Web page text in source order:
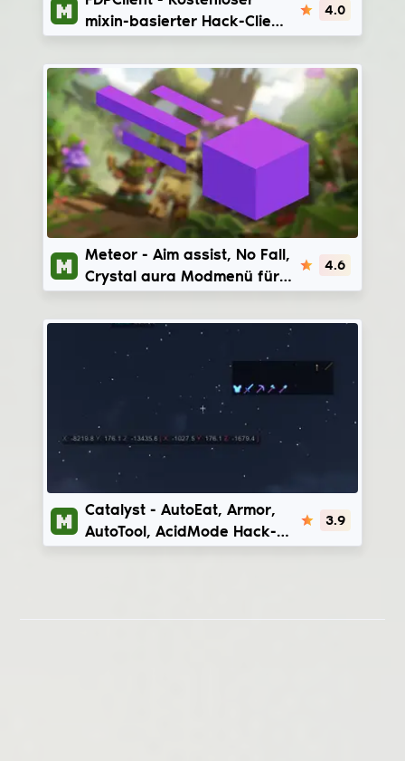
mixin-basierter Hack-Client
4.0
Meteor
Meteor - Aim assist, No Fall,
Crystal aura Modmenü für
4.6
Catalyst
Catalyst - AutoEat, Armor,
AutoTool, AcidMode Hack-
3.9